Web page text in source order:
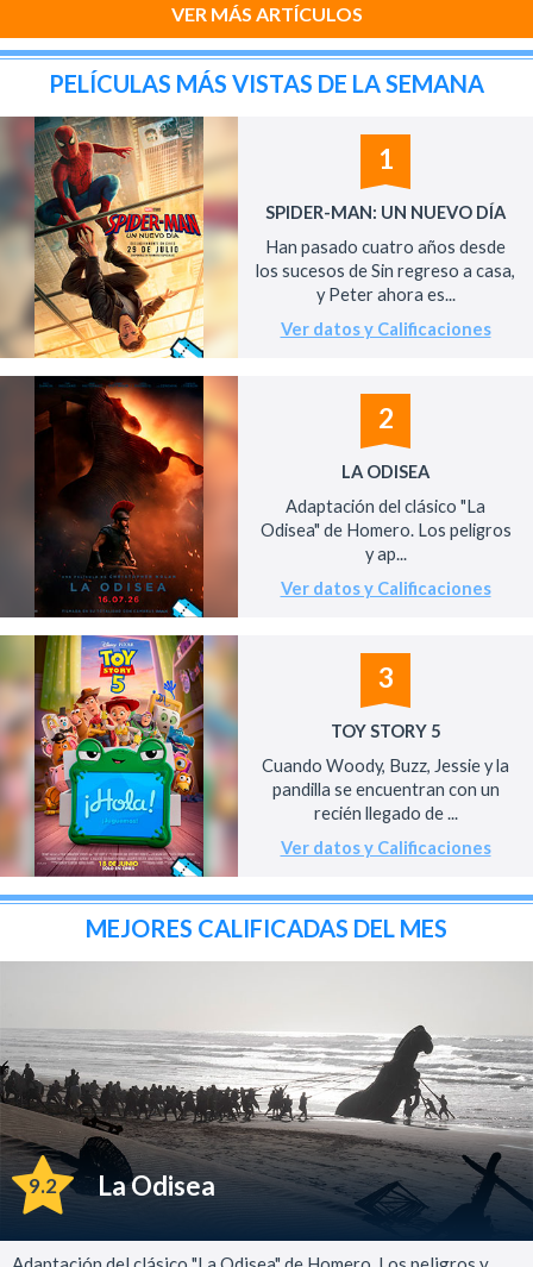
VER MÁS ARTÍCULOS
PELÍCULAS MÁS VISTAS DE LA SEMANA
1
SPIDER-MAN: UN NUEVO DÍA
Han pasado cuatro años desde
los sucesos de Sin regreso a casa,
y Peter ahora es...
Ver datos y Calificaciones
2
LA ODISEA
Adaptación del clásico "La
Odisea" de Homero. Los peligros
y ap...
Ver datos y Calificaciones
3
TOY STORY 5
Cuando Woody, Buzz, Jessie y la
pandilla se encuentran con un
recién llegado de ...
Ver datos y Calificaciones
MEJORES CALIFICADAS DEL MES
9.2 La Odisea